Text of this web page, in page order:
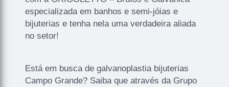
especializada em banhos e semi-jóias e
bijuterias e tenha nela uma verdadeira aliada
no setor!
Está em busca de galvanoplastia bijuterias
Campo Grande? Saiba que através da Grupo